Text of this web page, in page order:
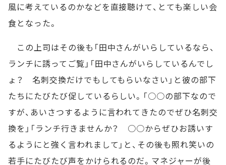
風に考えているのかなどを直接聴けて、とても楽しい会
食となった。
この上司はその後も「田中さんがいらしているなら、
ランチに誘ってご覧」「田中さんがいらしているんでし
ょ？ 名刺交換だけでもしてもらいなさい」と彼の部下
たちにたびたび促しているらしい。「○○の部下なので
すが、あいさつするように言われてきたのでぜひ名刺交
換を」「ランチ行きませんか？ ○○からぜひお誘いす
るようにと強く言われまして」と、その後も照れ笑いの
若手にたびたび声をかけられるのだ。マネジャーが後